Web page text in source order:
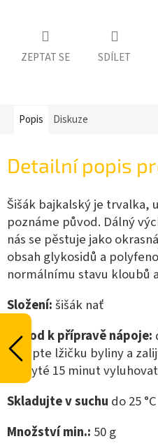
ZEPTAT SE SDÍLET
Popis Diskuze
Detailní popis
Šišák bajkalský je trvalka,
poznáme původ. Dálný
nás se pěstuje jako
obsah glykosidů a
normálnímu stavu kloubů
Složení:šišák nať
Návod k přípravě nápoje:
nasypte lžičku byliny a
zakryté 15 minut
Skladujte v suchu do 25 °C
Množství min.: 50g